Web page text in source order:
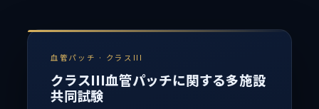
血管パッチ · クラスIII
クラスIII血管パッチに関する多施設
共同試験